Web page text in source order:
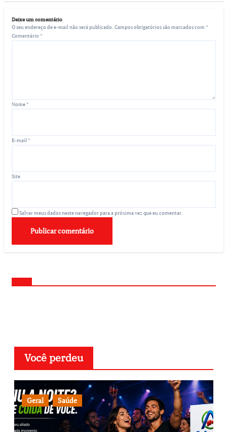
Deixe um comentário
O seu endereço de e-mail não será publicado. Campos obrigatórios são marcados com *
Comentário *
Nome*
E-mail*
Site
Salvar meus dados neste navegador para a próxima vez que eu comentar.
Você perdeu
Geral Saúde